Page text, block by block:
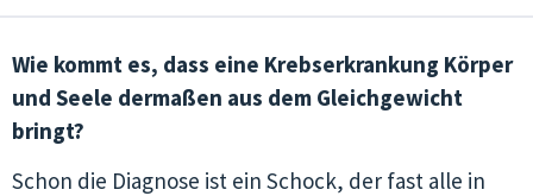
Wie kommt es, dass eine Krebserkrankung Körper
und Seele dermaßen aus dem Gleichgewicht
bringt?
Schon die Diagnose ist ein Schock, der fast alle in